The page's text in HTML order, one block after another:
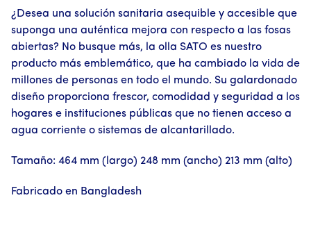
¿Desea una solución sanitaria asequible y accesible que
suponga una auténtica mejora con respecto a las fosas
abiertas? No busque más, la olla SATO es nuestro
producto más emblemático, que ha cambiado la vida de
millones de personas en todo el mundo. Su galardonado
diseño proporciona frescor, comodidad y seguridad a los
hogares e instituciones públicas que no tienen acceso a
agua corriente o sistemas de alcantarillado.
Tamaño: 464 mm (largo) 248 mm (ancho) 213 mm (alto)
Fabricado en Bangladesh